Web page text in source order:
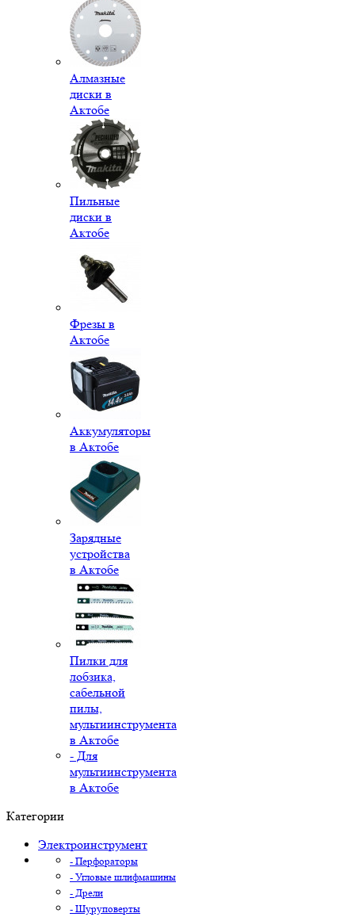
Алмазные
диски в
Актобе
Пильные
диски в
Актобе
Фрезы в
Актобе
Аккумуляторы
в Актобе
Зарядные
устройства
в Актобе
Пилки для
лобзика,
сабельной
пилы,
мультиинструмента
в Актобе
- Для
мультиинструмента
в Актобе
Категории
Электроинструмент
- Перфораторы
- Угловые шлифмашины
- Дрели
- Шуруповерты